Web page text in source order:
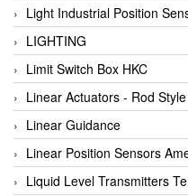
Autec
Auto Flow
Automatic valve
Aventics
Avproglobal
Axiomtek
AZBIL
Light Industrial Position
LIGHTING
Limit Switch Box HKC
Linear Actuators - Rod Style
Linear Guidance
Linear Position Sensors
Liquid Level Transmitters